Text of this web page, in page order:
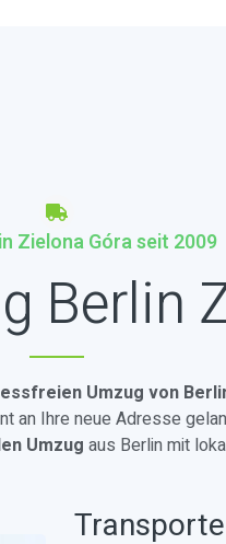
Zielona Góra seit 2009
Berlin
Umzug von
Ihre neue Adresse
Umzug aus Berlin mit